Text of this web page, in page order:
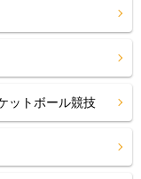
ットボール競技